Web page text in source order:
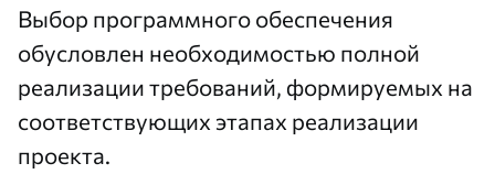
Выбор программного обеспечения
обусловлен необходимостью полной
реализации требований, формируемых на
соответствующих этапах реализации
проекта.